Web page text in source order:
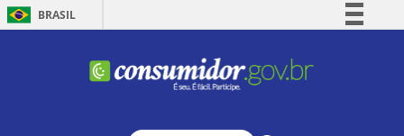
BRASIL
Comunica BR